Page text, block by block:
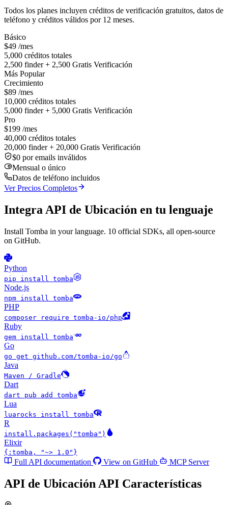
Todos los planes incluyen créditos de verificación gratuitos, datos de
teléfono y créditos válidos por 12 meses.
Básico
$49 /mes
5,000 créditos totales
2,500 finder + 2,500 Gratis Verificación
Más Popular
Crecimiento
$89 /mes
10,000 créditos totales
5,000 finder + 5,000 Gratis Verificación
Pro
$199 /mes
40,000 créditos totales
20,000 finder + 20,000 Gratis Verificación
$0 por emails inválidos
Mensual o único
Datos de teléfono incluidos
Ver Precios Completos
Integra API de Ubicación en tu lenguaje
Install Tomba in your language. 10 official SDKs, all open-source
on GitHub.
Python
pip install tomba
Node.js
npm install tomba
PHP
composer require tomba-io/php
Ruby
gem install tomba
Go
go get github.com/tomba-io/go
Java
Maven / Gradle
Dart
dart pub add tomba
Lua
luarocks install tomba
R
install.packages("tomba")
Elixir
{:tomba, "~> 1.0"}
Full API documentation View on GitHub MCP Server
API de Ubicación API Características